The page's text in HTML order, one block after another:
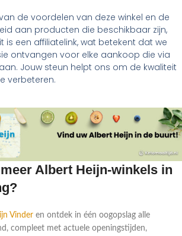
de voordelen van deze winkel en de
aan producten die beschikbaar zijn,
is een affiliatelink, wat betekent dat we
ontvangen voor elke aankoop die via
Jouw steun helpt ons om de kwaliteit
verbeteren.
Albert Heijn-winkels in
Vinder en ontdek in één oogopslag alle
compleet met actuele openingstijden,